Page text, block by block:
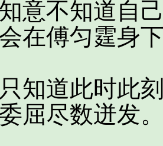
不知道自己
在傅匀霆身
道此时此刻
屈尽数迸发